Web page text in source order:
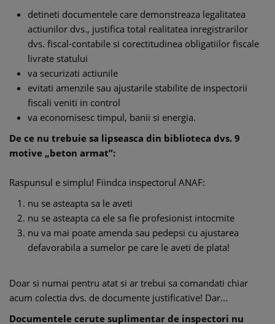
detineti documentele care demonstreaza legalitatea
actiunilor dvs., justifica total realitatea inregistrarilor
dvs. fiscal-contabile si corectitudinea obligatiilor fiscale
livrate statului
va securizati actiunile
evitati amenzile sau ajustarile stabilite de inspectorii
fiscali veniti in control
va economisesc timpul, banii si energia.
De ce nu trebuie sa lipseasca din biblioteca dvs. 9
motive „beton armat”:
Raspunsul e simplu! Fiindca inspectorul ANAF:
nu se asteapta sa le aveti
nu se asteapta ca ele sa fie profesionist intocmite
nu va mai poate amenda sau pedepsi cu ajustarea
defavorabila a sumelor pe care le aveti de plata!
Doar si numai pentru atat si ar trebui sa comandati chiar
acum colectia dvs. de documente justificative! Dar...
Documentele cerute suplimentar de inspectori nu